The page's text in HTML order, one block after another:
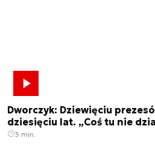
Dworczyk: Dziewięciu
dziesięciu lat. „Coś tu nie
3 min.